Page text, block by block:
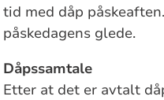
tid med dåp
påskedagens glede.
Dåpssamtale
Etter at det er avtalt